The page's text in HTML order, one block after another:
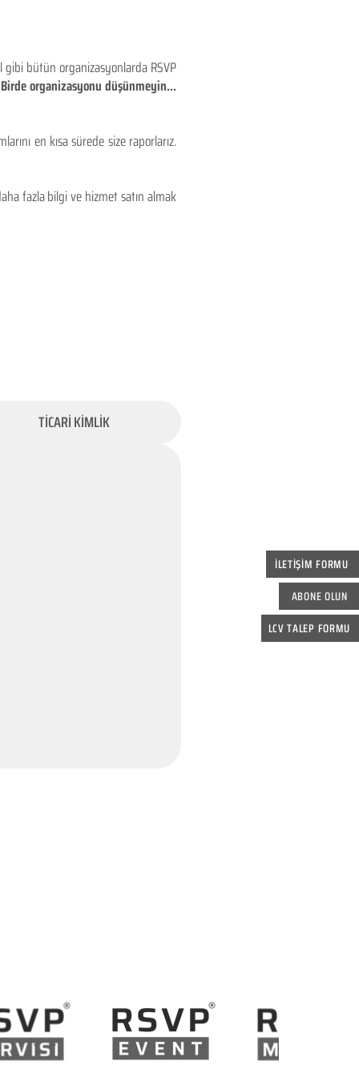
İLETİŞİM FORMU
ABONE OLUN
LCV TALEP FORMU
gibi bütün organizasyonlarda RSVP
organizasyonu düşünmeyin...
en kısa sürede size raporlarız.
fazla bilgi ve hizmet satın almak
TİCARİ KİMLİK